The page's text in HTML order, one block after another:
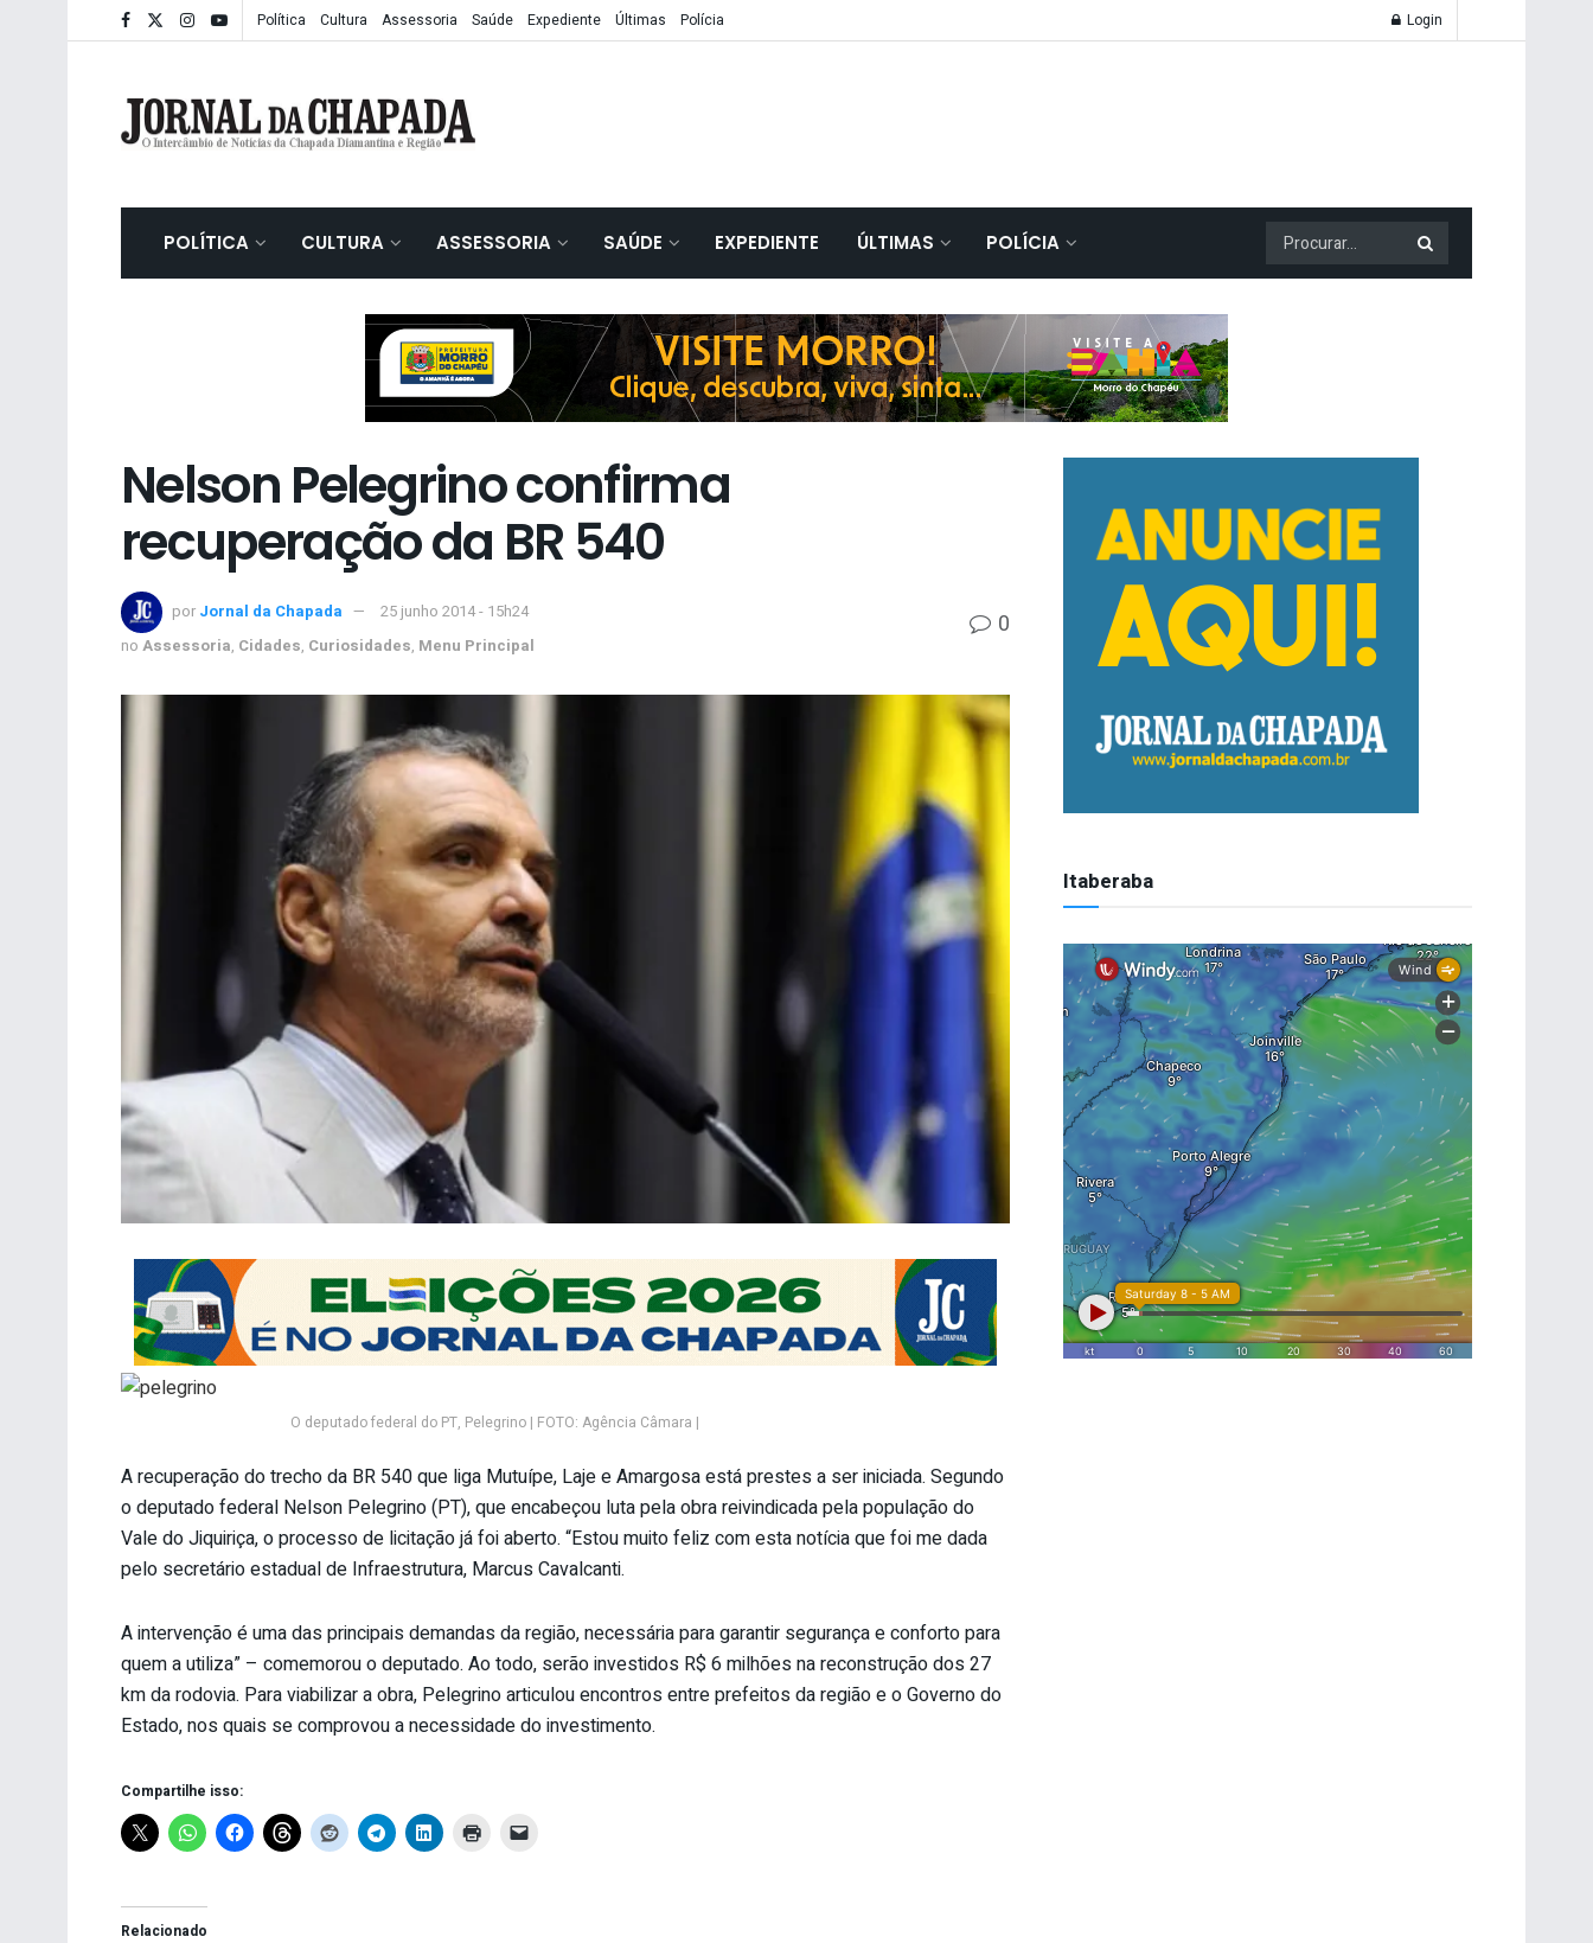
Política Cultura Assessoria Saúde Expediente Últimas Polícia Login
POLÍTICA CULTURA ASSESSORIA SAÚDE EXPEDIENTE ÚLTIMAS POLÍCIA
Nelson Pelegrino confirma
recuperação da BR 540
por Jornal da Chapada
25 junho 2014 - 15h24
no Assessoria, Cidades, Curiosidades, Menu Principal
0
O deputado federal do PT, Pelegrino | FOTO: Agência Câmara |
A recuperação do trecho da BR 540 que liga Mutuípe, Laje e Amargosa está prestes a ser iniciada. Segundo
o deputado federal Nelson Pelegrino (PT), que encabeçou luta pela obra reivindicada pela população do
Vale do Jiquiriça, o processo de licitação já foi aberto. “Estou muito feliz com esta notícia que foi me dada
pelo secretário estadual de Infraestrutura, Marcus Cavalcanti.
A intervenção é uma das principais demandas da região, necessária para garantir segurança e conforto para
quem a utiliza” – comemorou o deputado. Ao todo, serão investidos R$ 6 milhões na reconstrução dos 27
km da rodovia. Para viabilizar a obra, Pelegrino articulou encontros entre prefeitos da região e o Governo do
Estado, nos quais se comprovou a necessidade do investimento.
Compartilhe isso:
Relacionado
Itaberaba